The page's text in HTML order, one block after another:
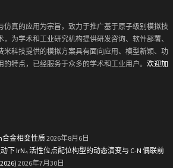
仿真的应用为宗旨，致力于推广基于原子级别模拟技
为学术和工业研究机构提供研发咨询、软件部署、
米科技提供的模拟方案具有面向应用、模型新颖、功
特点，已经服务于众多的学术和工业用户。 欢迎加
合金相变性质2026年8月6日
下 IrN₄ 活性位点配位构型的动态演变与 C-N 偶联前
2026年7月30日